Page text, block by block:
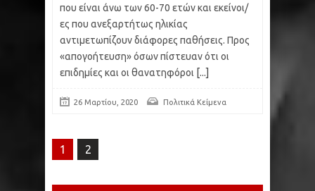
που είναι άνω των 60-70 ετών και εκείνοι/
ες που ανεξαρτήτως ηλικίας
αντιμετωπίζουν διάφορες παθήσεις. Προς
«απογοήτευση» όσων πίστευαν ότι οι
επιδημίες και οι θανατηφόροι [...]
26 Μαρτίου, 2020 Πολιτικά Κείμενα
1 2